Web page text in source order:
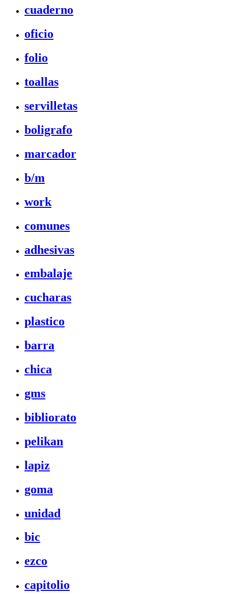
cuaderno
oficio
folio
toallas
servilletas
boligrafo
marcador
b/m
work
comunes
adhesivas
embalaje
cucharas
plastico
barra
chica
gms
bibliorato
pelikan
lapiz
goma
unidad
bic
ezco
capitolio